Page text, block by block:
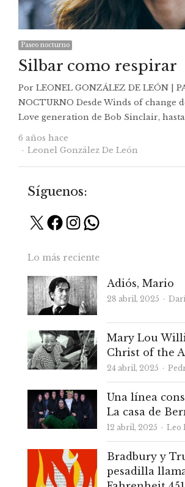
Paseo nocturno
Silbar como respirar
Por LEONEL GONZÁLEZ DE LEÓN |
NOCTURNO Desde Winds of change
Love generation de Bob Sinclair,
6 años hace
Autor
Leonel González De León
Síguenos:
X Facebook
Instagram
WhatsApp
Lo más reciente
Adiós, Mario
28 abril, 2025
Mary Lou
Christ of the
24 abril, 2025
Una línea
La casa de
12 abril, 2025 Leo
Bradbury y
pesadilla